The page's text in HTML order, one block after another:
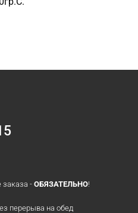
заказа - ОБЯЗАТЕЛЬНО!
перерыва на обед